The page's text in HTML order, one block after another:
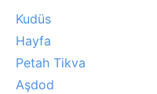
Kudüs
Hayfa
Petah Tikva
Aşdod